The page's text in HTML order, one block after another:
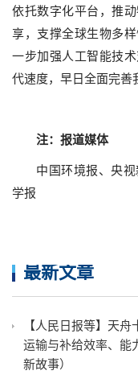
依托数字化平台，推
享，支撑全球生物多
一步加强人工智能技
代速度，早日全面完善
注：报道媒体
中国环境报、央
学报
最新文章
【人民日报等】天
运输与补给效率、
新故事）